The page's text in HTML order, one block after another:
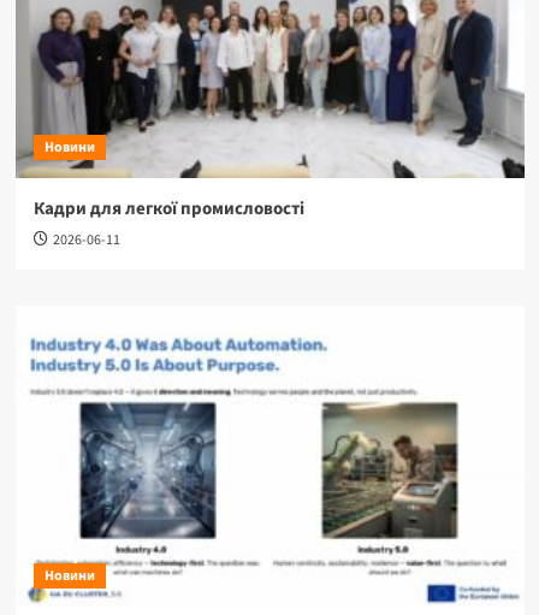
Новини
Кадри для легкої промисловості
2026-06-11
Новини